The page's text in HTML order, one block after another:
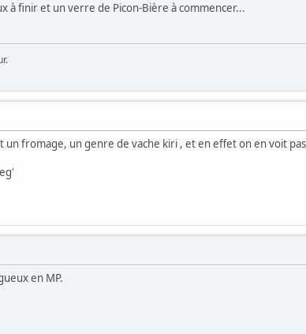
à finir et un verre de Picon-Bière à commencer...
fromage, un genre de vache kiri , et en effet on en voit
en MP.